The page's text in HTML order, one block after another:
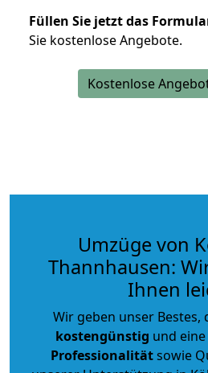
Füllen Sie jetzt das
Sie kostenlose Angebote.
Kostenlose
Umzüge von
Thannhausen:
Ihnen
Wir geben unser Bestes,
kostengünstig und eine
Professionalitätsowie